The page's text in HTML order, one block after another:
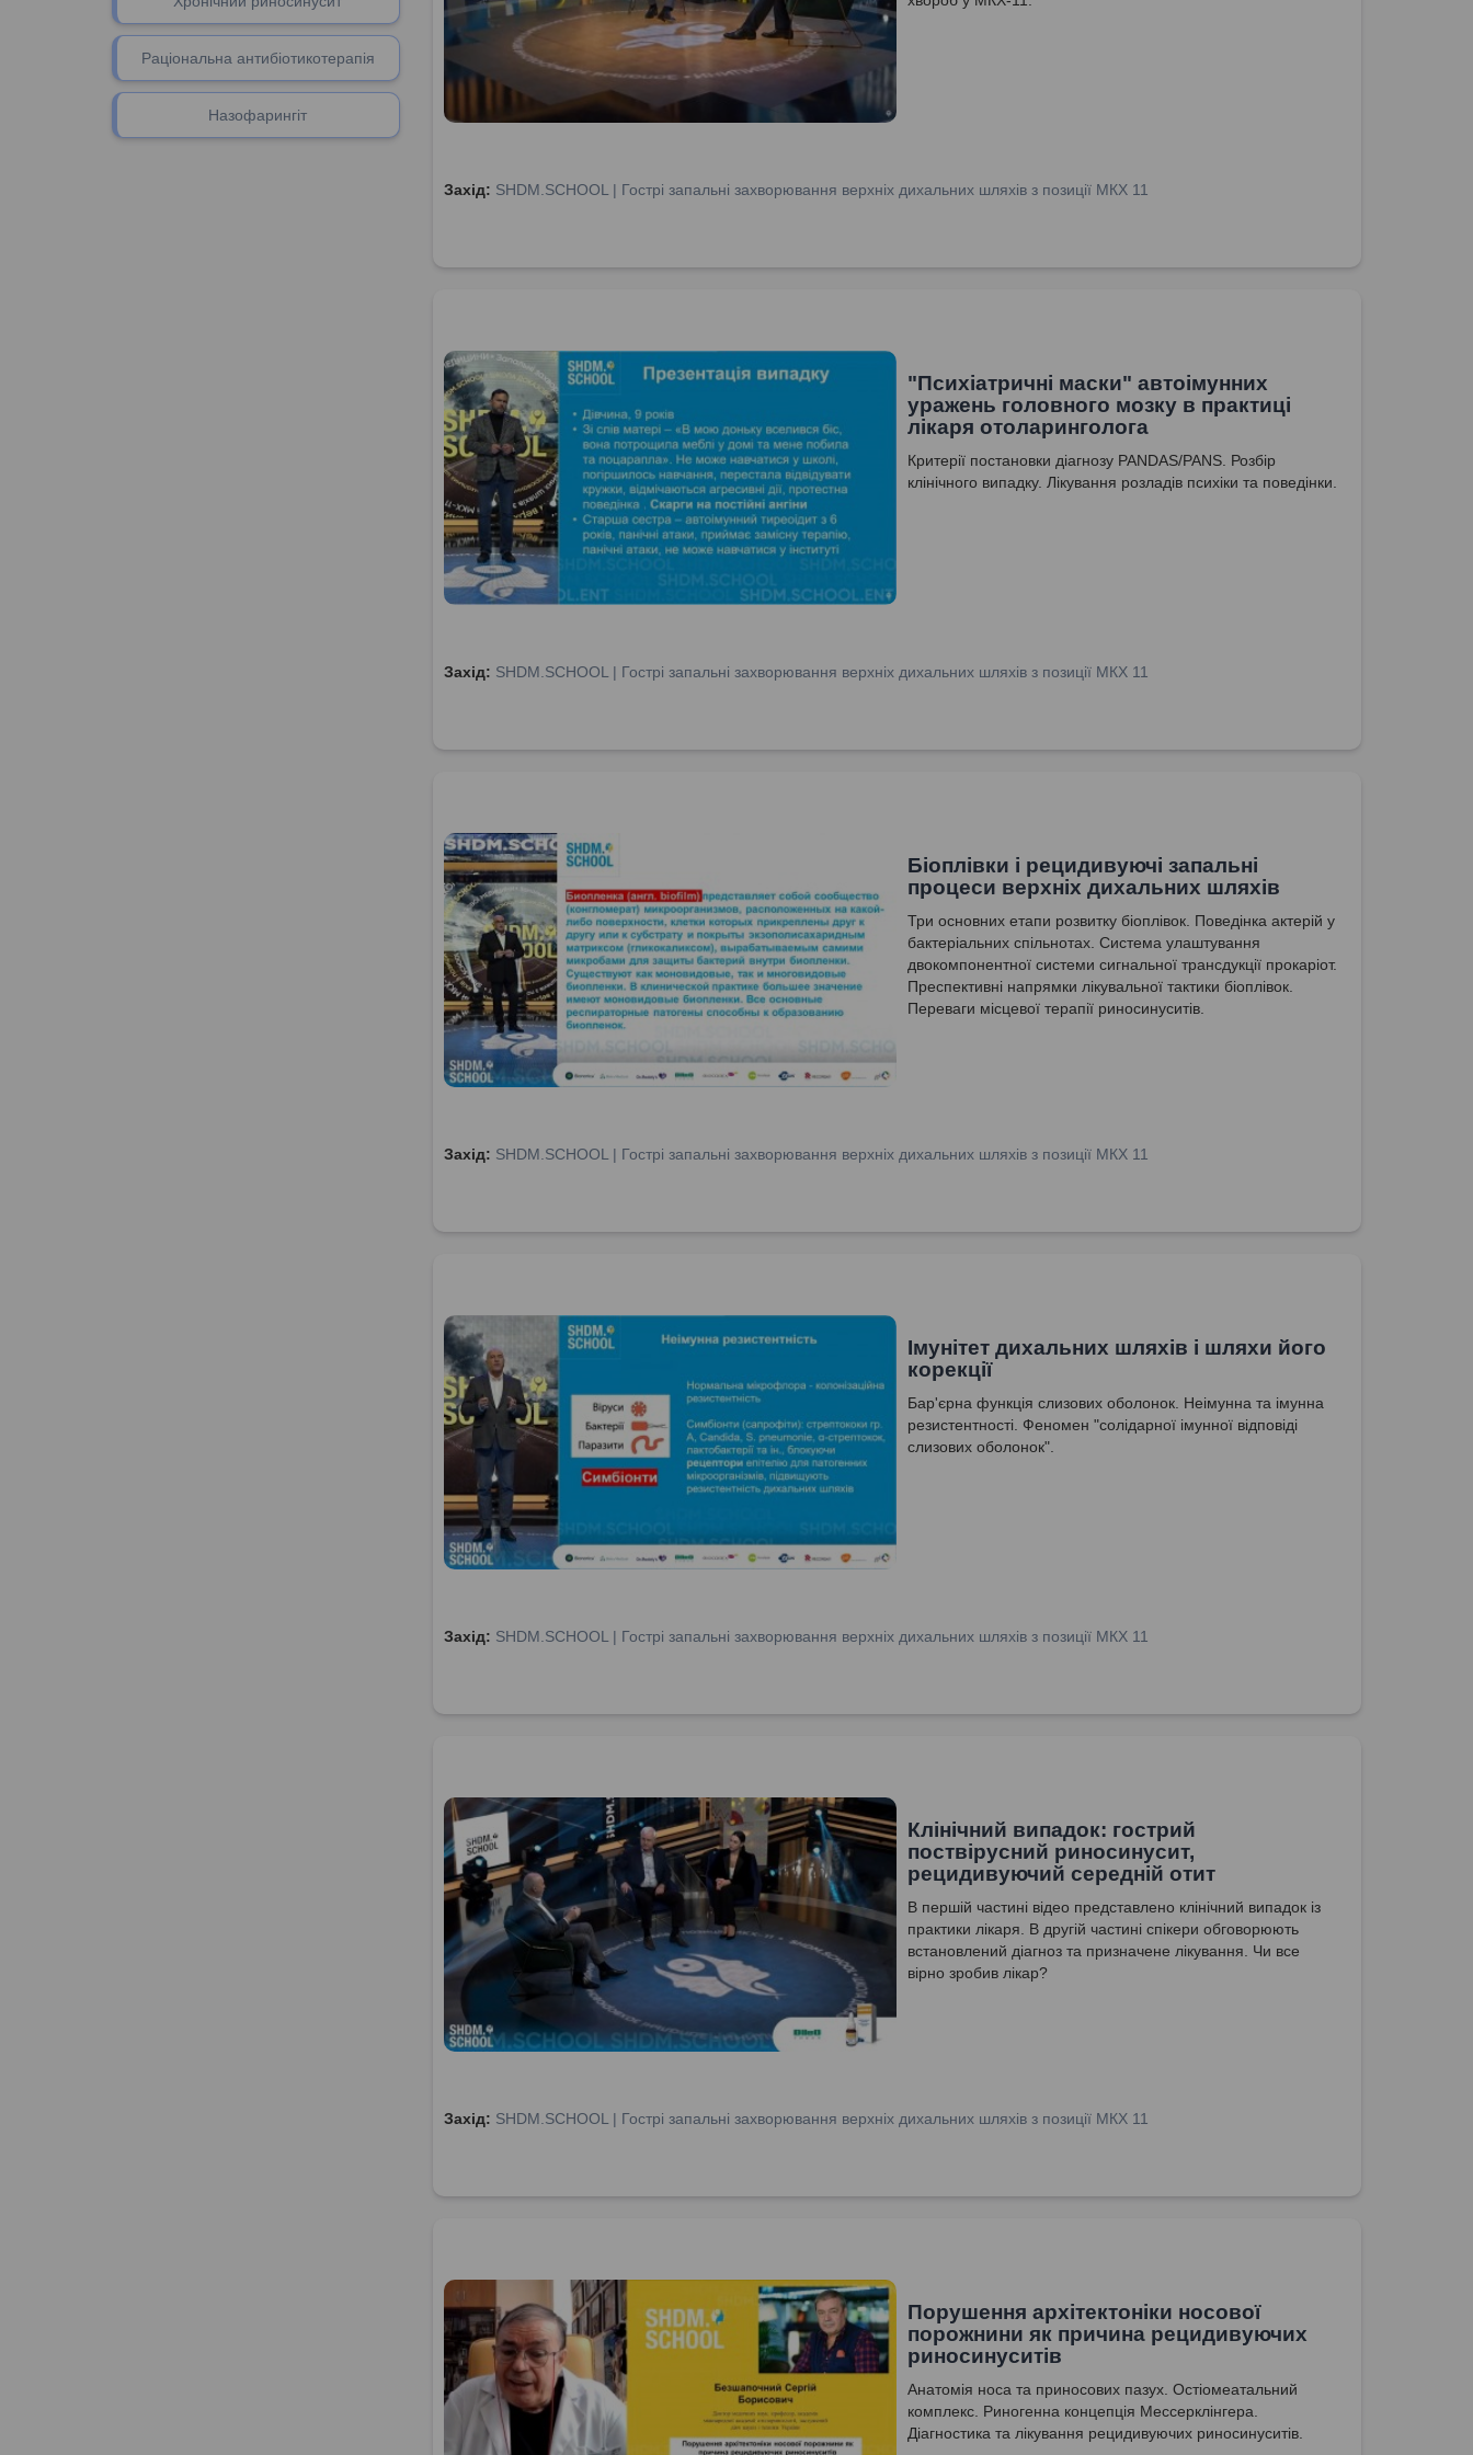
Раціональна антибіотикотерапія
Назофарингіт
Захід: SHDM.SCHOOL | Гострі запальні захворювання верхніх дихальних шляхів з позиції МКХ 11
"Психіатричні маски" автоімунних
уражень головного мозку в практиці
лікаря отоларинголога
Критерії постановки діагнозу PANDAS/PANS. Розбір
клінічного випадку. Лікування розладів психіки та поведінки.
Захід: SHDM.SCHOOL | Гострі запальні захворювання верхніх дихальних шляхів з позиції МКХ 11
Біоплівки і рецидивуючі запальні
процеси верхніх дихальних шляхів
Три основних етапи розвитку біоплівок. Поведінка актерій у
бактеріальних спільнотах. Система улаштування
двокомпонентної системи сигнальної трансдукції прокаріот.
Преспективні напрямки лікувальної тактики біоплівок.
Переваги місцевої терапії риносинуситів.
Захід: SHDM.SCHOOL | Гострі запальні захворювання верхніх дихальних шляхів з позиції МКХ 11
Імунітет дихальних шляхів і шляхи його
корекції
Бар'єрна функція слизових оболонок. Неімунна та імунна
резистентності. Феномен "солідарної імунної відповіді
слизових оболонок".
Захід: SHDM.SCHOOL | Гострі запальні захворювання верхніх дихальних шляхів з позиції МКХ 11
Клінічний випадок: гострий
поствірусний риносинусит,
рецидивуючий середній отит
В першій частині відео представлено клінічний випадок із
практики лікаря. В другій частині спікери обговорюють
встановлений діагноз та призначене лікування. Чи все
вірно зробив лікар?
Захід: SHDM.SCHOOL | Гострі запальні захворювання верхніх дихальних шляхів з позиції МКХ 11
Порушення архітектоніки носової
порожнини як причина рецидивуючих
риносинуситів
Анатомія носа та приносових пазух. Остіомеатальний
комплекс. Риногенна концепція Мессерклінгера.
Діагностика та лікування рецидивуючих риносинуситів.